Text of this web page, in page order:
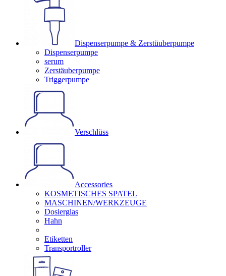
Dispenserpumpe & Zerstüuberpumpe
Dispenserpumpe
serum
Zerstäuberpumpe
Triggerpumpe
Verschlüss
Accessories
KOSMETISCHES SPATEL
MASCHINEN/WERKZEUGE
Dosierglas
Hahn
Etiketten
Transportroller